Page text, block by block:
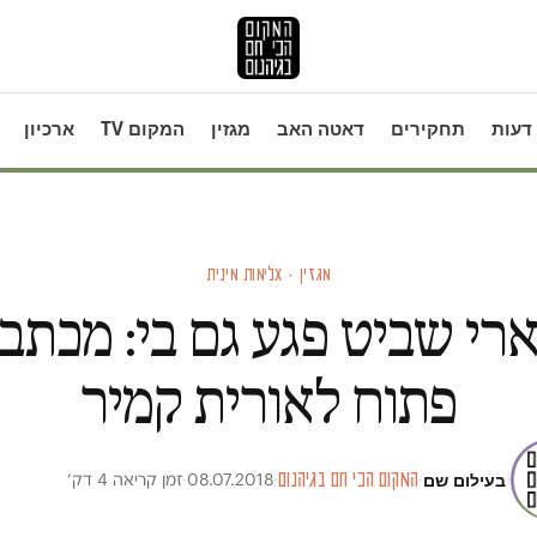
דעות תחקירים דאטה האב מגזין המקום TV ארכיון
מגזין · אלימות מינית
שביט פגע גם בי: מכתב
פתוח לאורית קמיר
בעילום שם·המקום הכי חם בגיהנום·
08.07.2018
·זמן קריאה 4 דק׳